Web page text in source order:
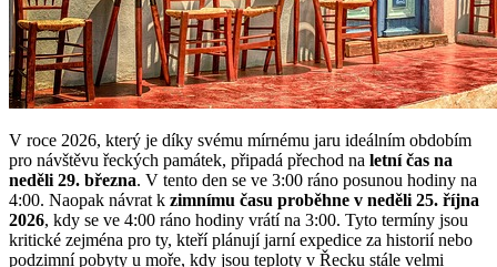
V roce 2026, který je díky svému mírnému jaru ideálním obdobím
pro návštěvu řeckých památek, připadá přechod na letní čas na
neděli 29. března. V tento den se ve 3:00 ráno posunou hodiny na
4:00. Naopak návrat k zimnímu času proběhne v neděli 25. října
2026, kdy se ve 4:00 ráno hodiny vrátí na 3:00. Tyto termíny jsou
kritické zejména pro ty, kteří plánují jarní expedice za historií nebo
podzimní pobyty u moře, kdy jsou teploty v Řecku stále velmi